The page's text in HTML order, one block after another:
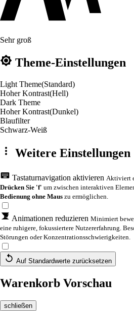
Sehr groß
Theme-Einstellungen
Light Theme(Standard)
Hoher Kontrast(Hell)
Dark Theme
Hoher Kontrast(Dunkel)
Blaufilter
Schwarz-Weiß
Weitere Einstellungen
Tastaturnavigation aktivieren Aktiviert
Drücken Sie 'f' um zwischen interaktiven
Bedienung ohne Maus zu ermöglichen.
Animationen reduzieren Minimiert
eine ruhigere, fokussiertere Nutzererfahrung.
Störungen oder Konzentrationsschwierigkeiten.
Auf Standardwerte zurücksetzen
Warenkorb Vorschau
schließen